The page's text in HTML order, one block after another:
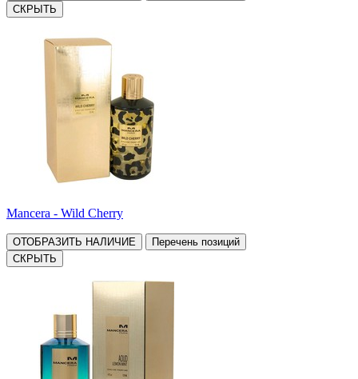
СКРЫТЬ
Mancera - Wild Cherry
ОТОБРАЗИТЬ НАЛИЧИЕ
Перечень позиций
СКРЫТЬ